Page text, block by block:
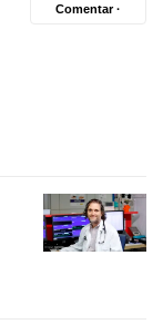
Comentar ·